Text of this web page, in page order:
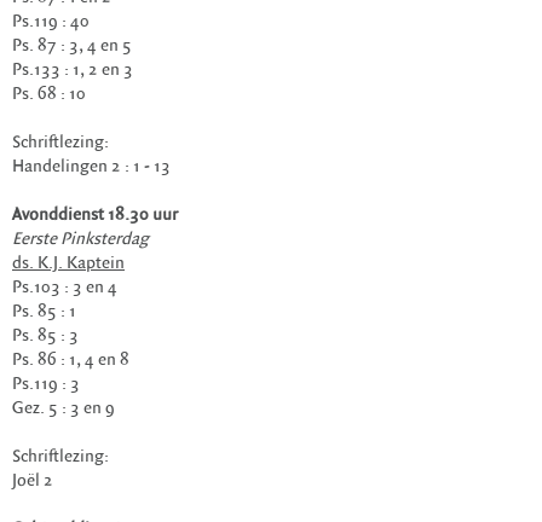
Ps.119 : 40
Ps. 87 : 3, 4 en 5
Ps.133 : 1, 2 en 3
Ps. 68 : 10
Schriftlezing:
Handelingen 2 : 1 - 13
Avonddienst 18.30 uur
Eerste Pinksterdag
ds. K.J. Kaptein
Ps.103 : 3 en 4
Ps. 85 : 1
Ps. 85 : 3
Ps. 86 : 1, 4 en 8
Ps.119 : 3
Gez. 5 : 3 en 9
Schriftlezing:
Joël 2